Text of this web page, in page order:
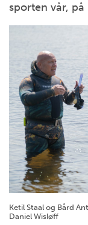
sporten vår,
Ketil Staal og Bård
Daniel Wisløff